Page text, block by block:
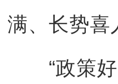
满、长势喜
“政策好